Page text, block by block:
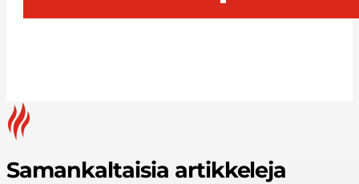
Samankaltaisia artikkeleja